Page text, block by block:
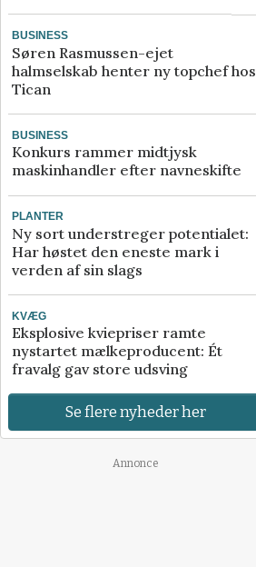
BUSINESS
Søren Rasmussen-ejet
halmselskab henter ny topchef hos
Tican
BUSINESS
Konkurs rammer midtjysk
maskinhandler efter navneskifte
PLANTER
Ny sort understreger potentialet:
Har høstet den eneste mark i
verden af sin slags
KVÆG
Eksplosive kviepriser ramte
nystartet mælkeproducent: Ét
fravalg gav store udsving
Se flere nyheder her
Annonce